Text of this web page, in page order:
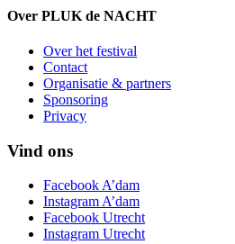
Over PLUK de NACHT
Over het festival
Contact
Organisatie & partners
Sponsoring
Privacy
Vind ons
Facebook A’dam
Instagram A’dam
Facebook Utrecht
Instagram Utrecht